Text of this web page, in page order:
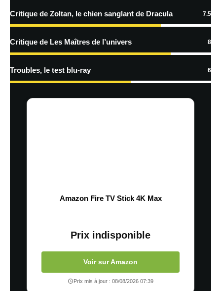
Critique de Zoltan, le chien sanglant de Dracula 7.5
Critique de Les Maîtres de l’univers 8
Troubles, le test blu-ray 6
Amazon Fire TV Stick 4K Max
Prix indisponible
Voir sur Amazon
Prix mis à jour : 08/08/2026 07:39